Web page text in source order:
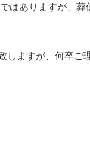
はありますが、
しますが、何卒ご